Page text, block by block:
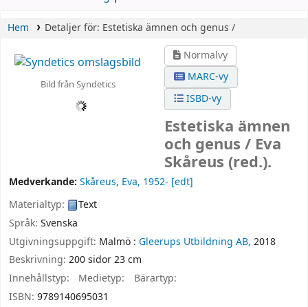
Hem Detaljer för: Estetiska ämnen och genus /
Bild från Syndetics
Normalvy
MARC-vy
ISBD-vy
Estetiska ämnen
och genus / Eva
Skåreus (red.).
Medverkande: Skåreus, Eva, 1952- [edt]
Materialtyp:
Text
Språk: Svenska
Utgivningsuppgift: Malmö : Gleerups Utbildning AB, 2018
Beskrivning: 200 sidor 23 cm
Innehållstyp:
Medietyp:
Bärartyp:
ISBN: 9789140695031